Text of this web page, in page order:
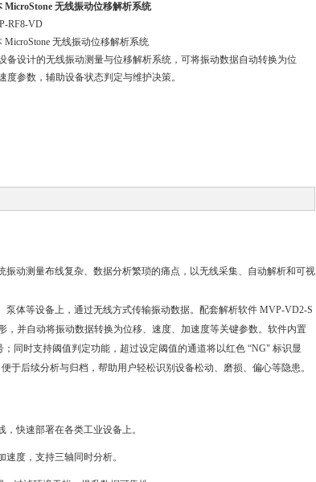
MicroStone 无线振动位移解析系统
RF8-VD
MicroStone 无线振动位移解析系统
备设计的无线振动测量与位移解析系统，可将振动数据自动转换为位
度参数，辅助设备状态判定与维护决策。
动测量布线复杂、数据分析繁琐的痛点，以无线采集、自动解析和可视
泵体等设备上，通过无线方式传输振动数据。配套解析软件 MVP-VD2-S
并自动将振动数据转换为位移、速度、加速度等关键参数。软件内置
同时支持阈值判定功能，超过设定阈值的通道将以红色 “NG" 标识显
于后续分析与归档，帮助用户轻松识别设备松动、磨损、偏心等隐患。
快速部署在各类工业设备上。
度，支持三轴同时分析。